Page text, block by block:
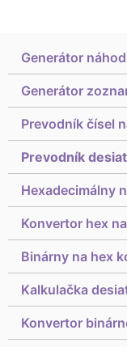
Generátor
Generátor
Prevodník čísel
Prevodník
Hexadecimálny
Konvertor hex
Binárny na hex
Kalkulačka
Konvertor